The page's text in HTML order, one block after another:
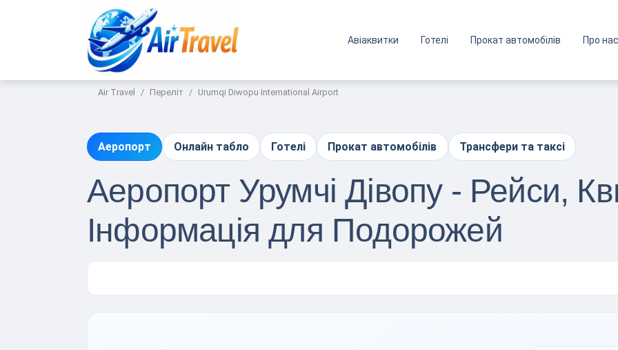
Авіаквитки Готелі Прокат автомобілів Про нас
Air Travel Переліт Urumqi Diwopu International Airport
Аеропорт Онлайн табло Готелі Прокат автомобілів Трансфери та таксі
Аеропорт Урумчі Дівопу - Рейси,
Інформація для Подорожей